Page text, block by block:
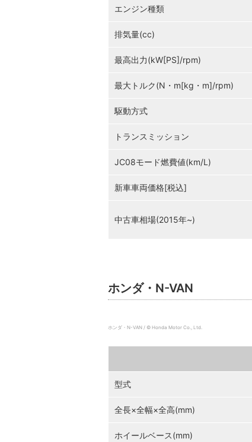
エンジン種類
排気量(cc)
最高出力(kW[PS]/rpm)
最大トルク(N・m[kg・m]/rpm)
駆動方式
トランスミッション
JC08モード燃費値(km/L)
新車車両価格[税込]
中古車相場(2015年~)
ホンダ・N-VAN
ホンダ・N-VAN / © Honda Motor Co., Ltd.
型式
全長×全幅×全高(mm)
ホイールベース(mm)